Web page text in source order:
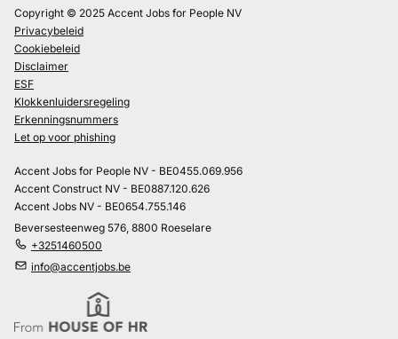
Copyright © 2025 Accent Jobs for People NV
Privacybeleid
Cookiebeleid
Disclaimer
ESF
Klokkenluidersregeling
Erkenningsnummers
Let op voor phishing
Accent Jobs for People NV - BE0455.069.956
Accent Construct NV - BE0887.120.626
Accent Jobs NV - BE0654.755.146
Beversesteenweg 576, 8800 Roeselare
+3251460500
info@accentjobs.be